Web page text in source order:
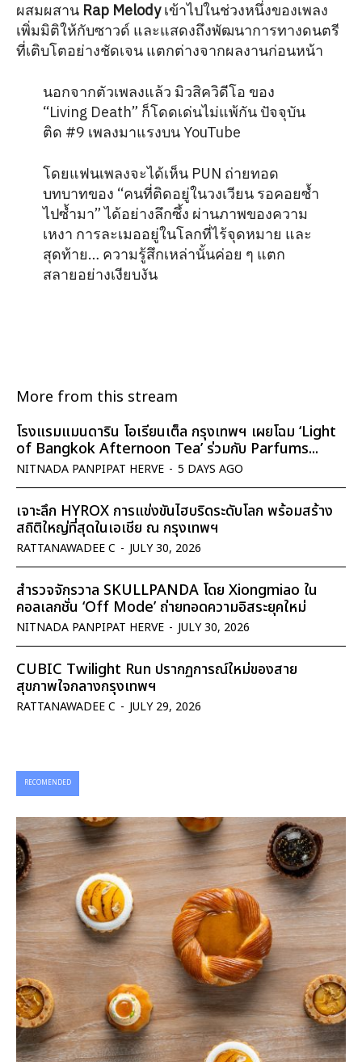
ผสมผสาน Rap Melodyเข้าไปในช่วงหนึ่งของเพลง
เพิ่มมิติให้กับซาวด์ และแสดงถึงพัฒนาการทางดนตรี
ที่เติบโตอย่างชัดเจน แตกต่างจากผลงานก่อนหน้า
นอกจากตัวเพลงแล้ว มิวสิควิดีโอ ของ
“Living Death” ก็โดดเด่นไม่แพ้กัน ปัจจุบัน
ติด #9 เพลงมาแรงบน YouTube
โดยแฟนเพลงจะได้เห็น PUN ถ่ายทอด
บทบาทของ “คนที่ติดอยู่ในวงเวียน รอคอยซ้ำ
ไปซ้ำมา” ได้อย่างลึกซึ้ง ผ่านภาพของความ
เหงา การละเมออยู่ในโลกที่ไร้จุดหมาย และ
สุดท้าย… ความรู้สึกเหล่านั้นค่อย ๆ แตก
สลายอย่างเงียบงัน
More from this stream
โรงแรมแมนดาริน โอเรียนเต็ล กรุงเทพฯ เผยโฉม ‘Light
of Bangkok Afternoon Tea’ ร่วมกับ Parfums...
NITNADA PANPIPAT HERVE - 5 DAYS AGO
เจาะลึก HYROX การแข่งขันไฮบริดระดับโลก พร้อมสร้าง
สถิติใหญ่ที่สุดในเอเชีย ณ กรุงเทพฯ
RATTANAWADEE C - JULY 30, 2026
สำรวจจักรวาล SKULLPANDA โดย Xiongmiao ใน
คอลเลกชั่น ‘Off Mode’ ถ่ายทอดความอิสระยุคใหม่
NITNADA PANPIPAT HERVE - JULY 30, 2026
CUBIC Twilight Run ปรากฏการณ์ใหม่ของสาย
สุขภาพใจกลางกรุงเทพฯ
RATTANAWADEE C - JULY 29, 2026
RECOMENDED